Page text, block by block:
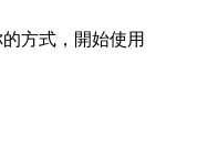
方式，開始使用